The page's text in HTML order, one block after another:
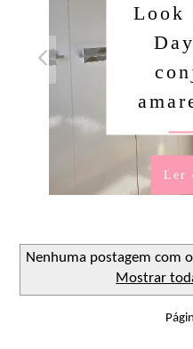
Look
Ler
Nenhuma postagem com
Mostrar